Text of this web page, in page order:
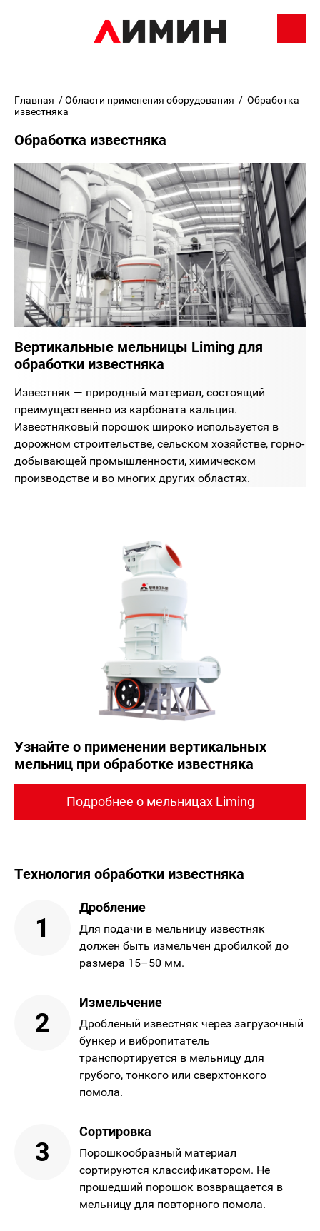
Главная /Области применения оборудования / Обработка
известняка
Обработка известняка
Вертикальные мельницы Liming для
обработки известняка
Известняк — природный материал, состоящий
преимущественно из карбоната кальция.
Известняковый порошок широко используется в
дорожном строительстве, сельском хозяйстве, горно-
добывающей промышленности, химическом
производстве и во многих других областях.
Узнайте о применении вертикальных
мельниц при обработке известняка
Подробнее о мельницах Liming
Технология обработки известняка
1
Дробление
Для подачи в мельницу известняк
должен быть измельчен дробилкой до
размера 15–50 мм.
2
Измельчение
Дробленый известняк через загрузочный
бункер и вибропитатель
транспортируется в мельницу для
грубого, тонкого или сверхтонкого
помола.
3
Сортировка
Порошкообразный материал
сортируются классификатором. Не
прошедший порошок возвращается в
мельницу для повторного помола.